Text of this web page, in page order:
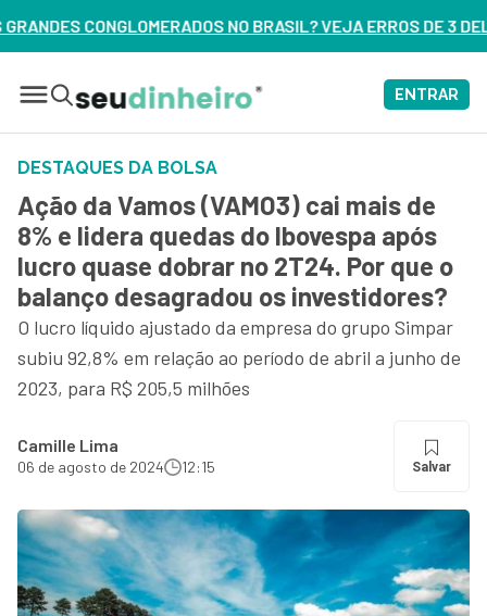
BRASIL? VEJA ERROS DE 3 DELES – ASSISTA AGORA
ENTRAR
DESTAQUES DA BOLSA
Ação da Vamos (VAMO3) cai mais de
8% e lidera quedas do Ibovespa após
lucro quase dobrar no 2T24. Por que o
balanço desagradou os investidores?
O lucro líquido ajustado da empresa do grupo Simpar
subiu 92,8% em relação ao período de abril a junho de
2023, para R$ 205,5 milhões
Camille Lima
06 de agosto de 2024 12:15 Salvar